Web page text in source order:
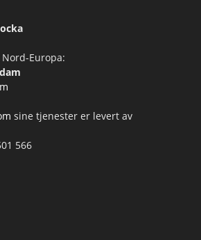
Europa:
sine tjenester er levert av
566